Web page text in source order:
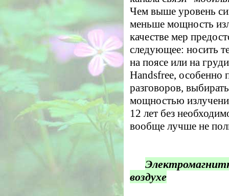
Чем выше уровень
меньше мощность
качестве мер
следующее: носить
на поясе или на
Handsfree, особенно
разговоров,
мощностью
12 лет без
вообще лучше не
воздухе